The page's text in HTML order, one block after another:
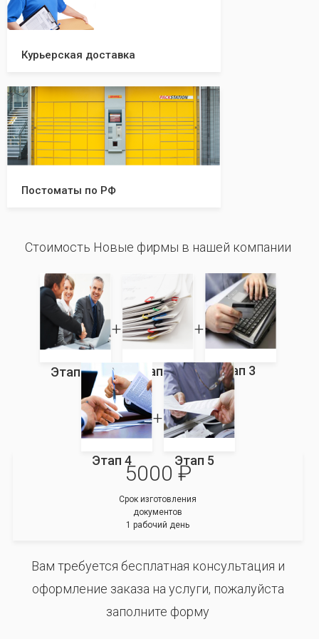
Курьерская доставка
Постоматы по РФ
Стоимость Новые фирмы в нашей компании
Этап 1 Этап 2 Этап 3
Этап 4 Этап 5
5000 ₽
Срок изготовления
документов
1 рабочий день
Вам требуется бесплатная консультация и
оформление заказа на услуги, пожалуйста
заполните форму